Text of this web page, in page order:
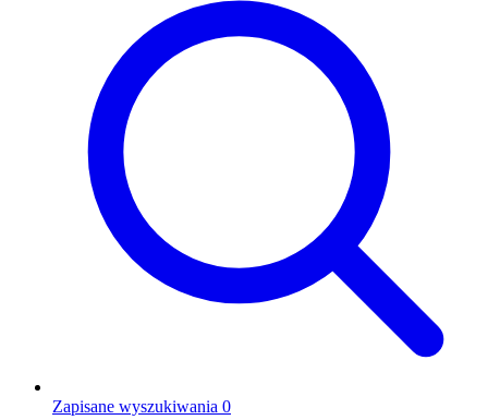
Zapisane wyszukiwania 0